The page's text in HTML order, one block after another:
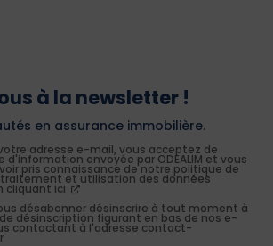
à la newsletter !
en assurance immobilière.
adresse e-mail, vous acceptez de
d'information envoyée par ODEALIM et vous
pris connaissance de notre politique de
et utilisation des données
cliquant ici
désabonner désinscrire à tout moment à
désinscription figurant en bas de nos e-
contactant à l'adresse contact-